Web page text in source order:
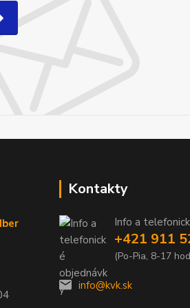
Kontakty
Info a
+421 911
(Po-Pia, 8-17
info@kvk.sk